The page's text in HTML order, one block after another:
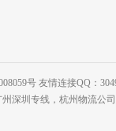
号 友情连接QQ：
圳专线，杭州物流公